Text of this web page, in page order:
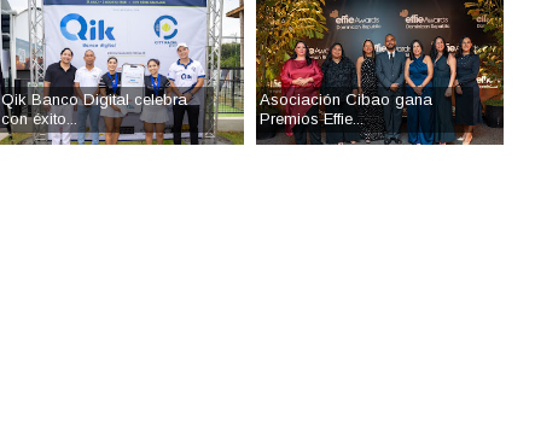
Qik Banco Digital celebra
con éxito...
Asociación Cibao gana
Premios Effie...